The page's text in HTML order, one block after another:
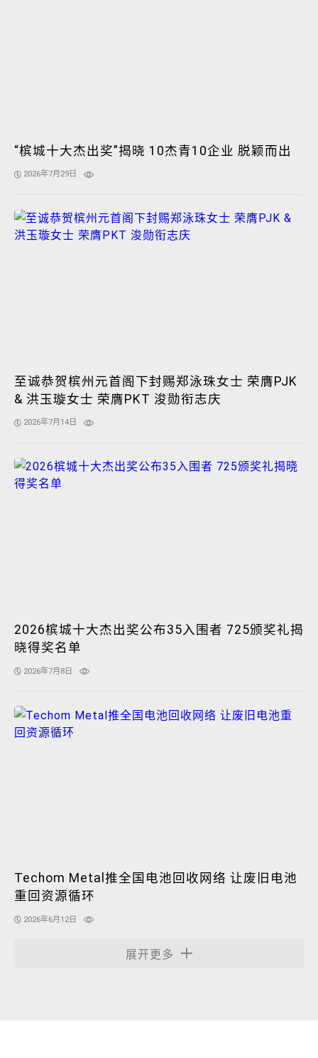
“槟城十大杰出奖”揭晓 10杰青10企业 脱颖而出
2026年7月29日
至诚恭贺槟州元首阁下封赐郑泳珠女士 荣膺PJK
& 洪玉璇女士 荣膺PKT 浚勋衔志庆
2026年7月14日
2026槟城十大杰出奖公布35入围者 725颁奖礼揭
晓得奖名单
2026年7月8日
Techom Metal推全国电池回收网络 让废旧电池
重回资源循环
2026年6月12日
展开更多